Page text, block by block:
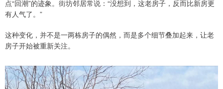
点“回潮”的迹象。街坊邻居常说：“没想到，这老房子，反而比新房更
有人气了。”
这种变化，并不是一两栋房子的偶然，而是多个细节叠加起来，让老
房子开始被重新关注。